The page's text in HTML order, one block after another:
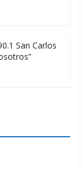
San Carlos